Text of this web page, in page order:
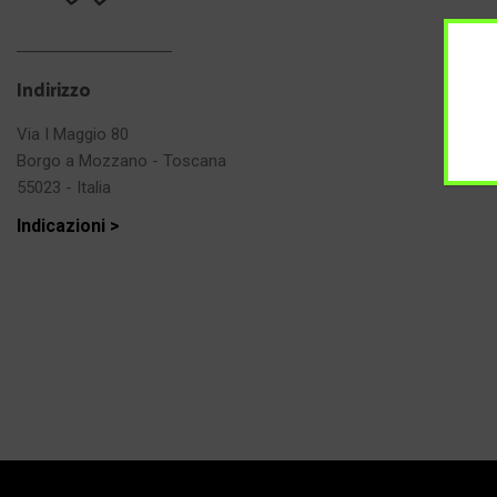
Indirizzo
Via I Maggio 80
Borgo a Mozzano - Toscana
55023 - Italia
Indicazioni >